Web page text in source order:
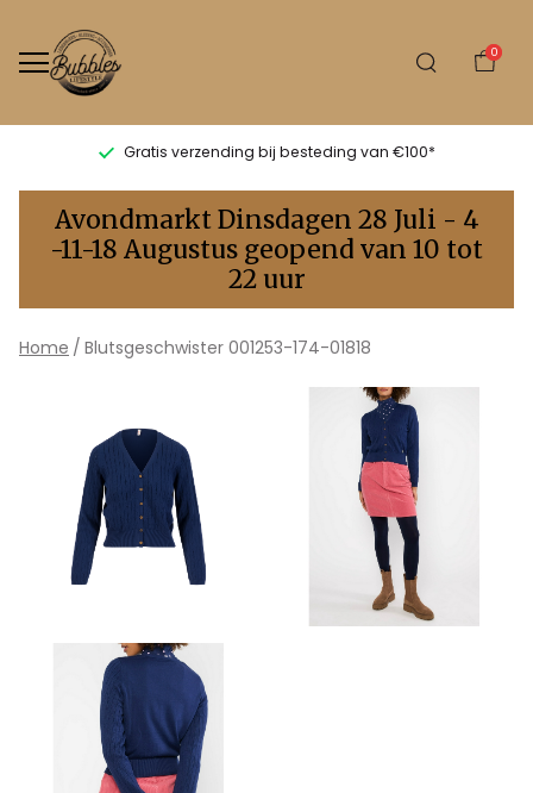
0
Gratis verzending bij besteding van €100*
Blutsgeschwister
001253-
174-
01818
Bubbles
Sluis
Avondmarkt Dinsdagen 28 Juli - 4
-11-18 Augustus geopend van 10 tot
22 uur
Home Blutsgeschwister 001253-174-01818